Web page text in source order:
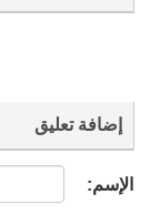
إضافة تعليق
الإسم: